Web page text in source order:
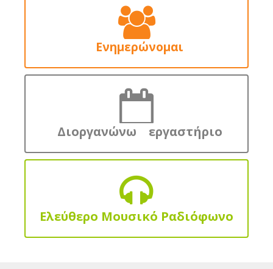
Ενημερώνομαι
Διοργανώνω εργαστήριο
Ελεύθερο Μουσικό Ραδιόφωνο